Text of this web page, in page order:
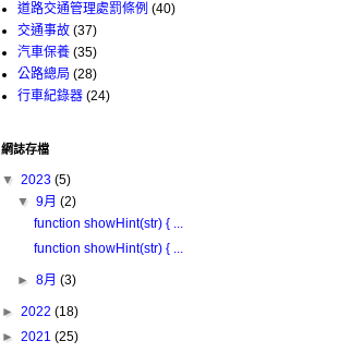
道路交通管理處罰條例 (40)
交通事故 (37)
汽車保養 (35)
公路總局 (28)
行車紀錄器 (24)
網誌存檔
▼ 2023 (5)
▼9月(2)
function showHint(str) { ...
function showHint(str) { ...
►8月(3)
► 2022 (18)
► 2021 (25)